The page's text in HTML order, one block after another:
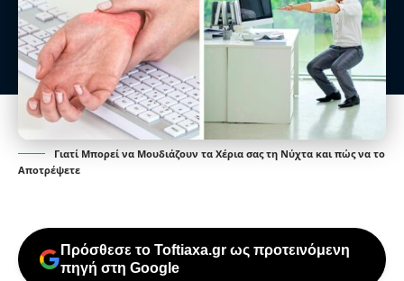
Γιατί Μπορεί να Μουδιάζουν τα Χέρια σας τη Νύχτα και πώς να το
Αποτρέψετε
Πρόσθεσε το Toftiaxa.gr ως προτεινόμενη
πηγή στη Google